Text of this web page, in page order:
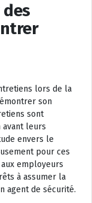
lors de la
son
sont
avant leurs
envers le
pour ces
employeurs
à assumer la
agent de sécurité.